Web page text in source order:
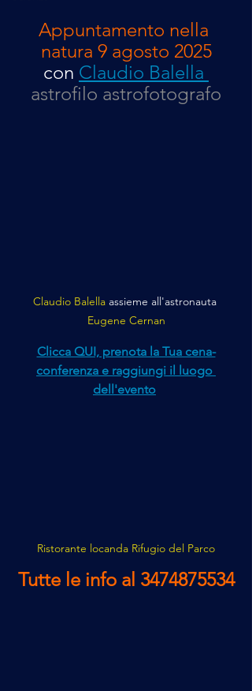
Appuntamento nella
natura 9 agosto 2025
con Claudio Balella
astrofilo astrofotografo
Claudio Balella assieme all'astronauta
Eugene Cernan
Clicca QUI, prenota la Tua cena-
conferenza e raggiungi il luogo
dell'evento
Ristorante locanda Rifugio del Parco
Tutte le info al 3474875534